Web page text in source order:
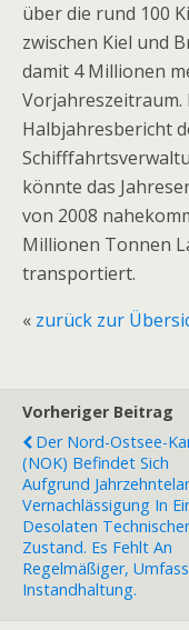
über die rund 100
zwischen Kiel und
damit 4 Millionen
Vorjahreszeitraum.
Halbjahresbericht
könnte das
von 2008
Millionen Tonnen
transportiert.
« zurück zur
Vorheriger Beitrag
Der Nord-Ostsee-
(NOK) Befindet Sich
Aufgrund
Vernachlässigung In
Desolaten
Zustand. Es Fehlt An
Regelmäßiger,
Instandhaltung.